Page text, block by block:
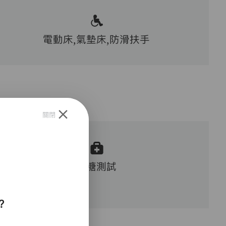
電動床,氣墊床,防滑扶手
血糖測試
關閉